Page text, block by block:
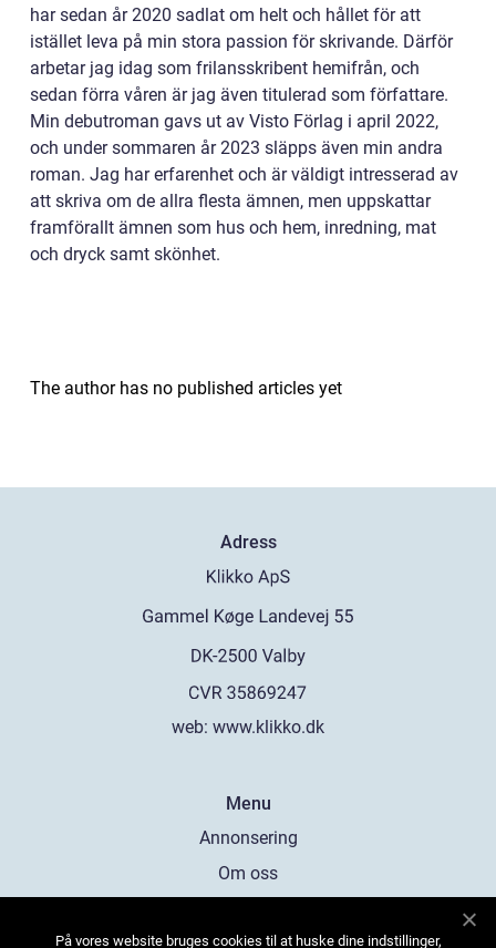
har sedan år 2020 sadlat om helt och hållet för att
istället leva på min stora passion för skrivande. Därför
arbetar jag idag som frilansskribent hemifrån, och
sedan förra våren är jag även titulerad som författare.
Min debutroman gavs ut av Visto Förlag i april 2022,
och under sommaren år 2023 släpps även min andra
roman. Jag har erfarenhet och är väldigt intresserad av
att skriva om de allra flesta ämnen, men uppskattar
framförallt ämnen som hus och hem, inredning, mat
och dryck samt skönhet.
The author has no published articles yet
Adress
web: www.klikko.dk
Menu
Annonsering
Om oss
På vores website bruges cookies til at huske dine indstillinger,